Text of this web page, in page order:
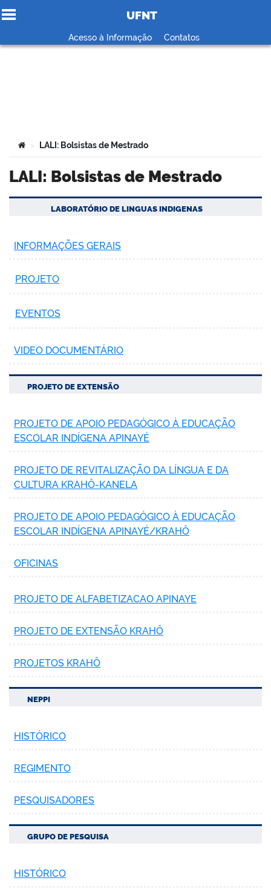
Ir para o conteúdo
UFNT
Acesso à Informação Contatos
portal
Você está aqui:
> LALI: Bolsistas de Mestrado
LALI: Bolsistas de Mestrado
LABORATÓRIO DE LINGUAS INDIGENAS
INFORMAÇÕES GERAIS
PROJETO
EVENTOS
VIDEO DOCUMENTÁRIO
PROJETO DE EXTENSÃO
PROJETO DE APOIO PEDAGÓGICO À EDUCAÇÃO
ESCOLAR INDÍGENA APINAYÉ
PROJETO DE REVITALIZAÇÃO DA LÍNGUA E DA
CULTURA KRAHÔ-KANELA
PROJETO DE APOIO PEDAGÓGICO À EDUCAÇÃO
ESCOLAR INDÍGENA APINAYÉ/KRAHÔ
OFICINAS
PROJETO DE ALFABETIZACAO APINAYE
PROJETO DE EXTENSÃO KRAHÔ
PROJETOS KRAHÔ
NEPPI
HISTÓRICO
REGIMENTO
PESQUISADORES
GRUPO DE PESQUISA
HISTÓRICO